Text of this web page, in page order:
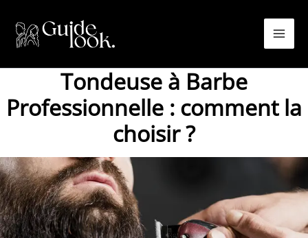
contenu
Tondeuse à Barbe
Professionnelle : comment la
choisir ?